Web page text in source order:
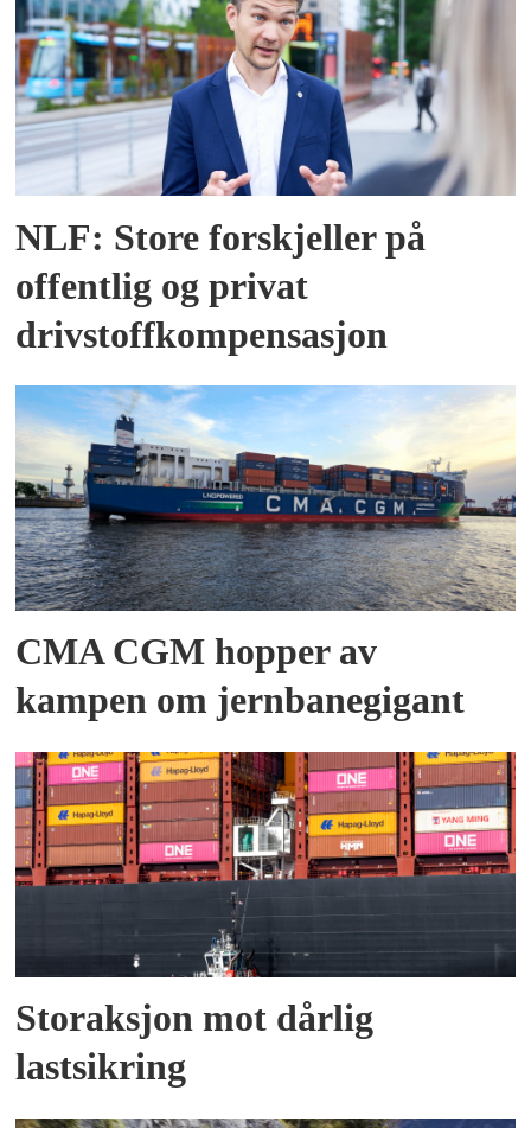
NLF: Store forskjeller på
offentlig og privat
drivstoffkompensasjon
CMA CGM hopper av
kampen om jernbanegigant
Storaksjon mot dårlig
lastsikring